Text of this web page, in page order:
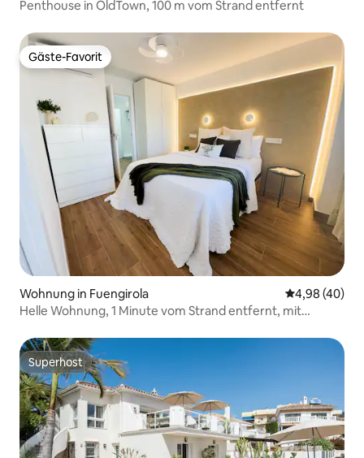
Penthouse in OldTown, 100 m vom Strand entfernt
Gäste-Favorit
Gäste-Favorit
Wohnung in Fuengirola
4,98 (40)
Helle Wohnung, 1 Minute vom Strand entfernt, mit
Superhost
Superhost